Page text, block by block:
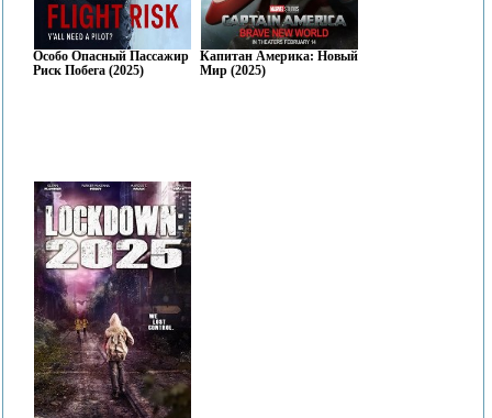
Особо Опасный Пассажир /
Риск Побега (2025)
Капитан Америка: Новый
Мир (2025)